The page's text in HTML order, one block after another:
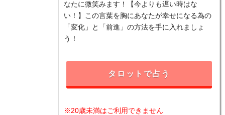
なたに微笑みます！【今よりも遅い時はな
い！】この言葉を胸にあなたが幸せになる為の
「変化」と「前進」の方法を手に入れましょ
う！
タロットで占う
※20歳未満はご利用できません